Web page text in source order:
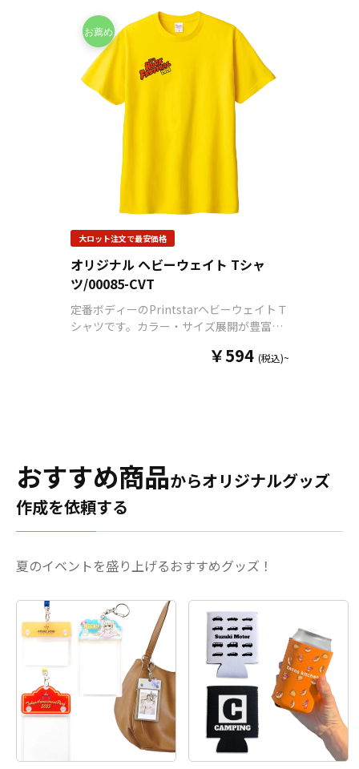
期・小ロットでの対応も可
能ですのでご不明点があり
ましたらお気軽にご相談く
大ロット注文で最安価格
オリジナル ヘビーウェイト Tシャ
ツ/00085-CVT
定番ボディーのPrintstarヘビーウェイトＴ
シャツです。カラー・サイズ展開が豊富
ザインやご要望にもお応えできる人気のあ
んだらまずはこちらをおすすめします。 短
納期・小ロットでの対応も可能ですのでご
不明点がありましたらお気軽にご相談くだ
さい。
￥594 (税込)~
おすすめ商品からオリジナルグッズ
作成を依頼する
夏のイベントを盛り上げるおすすめグッズ！